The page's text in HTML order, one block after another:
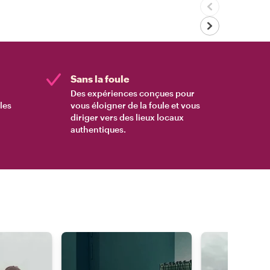
Sans la foule
Des expériences conçues pour
vous éloigner de la foule et vous
diriger vers des lieux locaux
authentiques.